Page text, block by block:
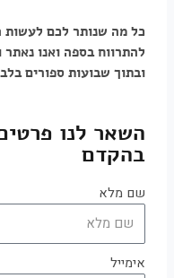
כל מה שנותר לכם לעשות
להתרווח בספה ואנו
ובתוך שבועות ספורים
השאר לנו
בהקדם
שם מלא
אימייל